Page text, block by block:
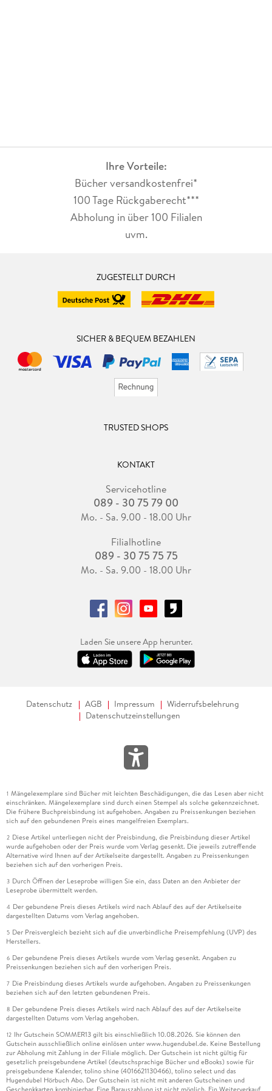
Ihre Vorteile:
Bücher versandkostenfrei*
100 Tage Rückgaberecht***
Abholung in über 100 Filialen
uvm.
ZUGESTELLT DURCH
SICHER & BEQUEM BEZAHLEN
TRUSTED SHOPS
KONTAKT
Servicehotline
089 - 30 75 79 00
Mo. - Sa. 9.00 - 18.00 Uhr
Filialhotline
089 - 30 75 75 75
Mo. - Sa. 9.00 - 18.00 Uhr
Laden Sie unsere App herunter.
Datenschutz AGB Impressum
Widerrufsbelehrung
Datenschutzeinstellungen
1 Mängelexemplare sind Bücher mit leichten Beschädigungen, die das Lesen aber nicht
einschränken. Mängelexemplare sind durch einen Stempel als solche gekennzeichnet.
Die frühere Buchpreisbindung ist aufgehoben. Angaben zu Preissenkungen beziehen
sich auf den gebundenen Preis eines mangelfreien Exemplars.
2 Diese Artikel unterliegen nicht der Preisbindung, die Preisbindung dieser Artikel
wurde aufgehoben oder der Preis wurde vom Verlag gesenkt. Die jeweils zutreffende
Alternative wird Ihnen auf der Artikelseite dargestellt. Angaben zu Preissenkungen
beziehen sich auf den vorherigen Preis.
3 Durch Öffnen der Leseprobe willigen Sie ein, dass Daten an den Anbieter der
Leseprobe übermittelt werden.
4 Der gebundene Preis dieses Artikels wird nach Ablauf des auf der Artikelseite
dargestellten Datums vom Verlag angehoben.
5 Der Preisvergleich bezieht sich auf die unverbindliche Preisempfehlung (UVP) des
Herstellers.
6 Der gebundene Preis dieses Artikels wurde vom Verlag gesenkt. Angaben zu
Preissenkungen beziehen sich auf den vorherigen Preis.
7 Die Preisbindung dieses Artikels wurde aufgehoben. Angaben zu Preissenkungen
beziehen sich auf den letzten gebundenen Preis.
8 Der gebundene Preis dieses Artikels wird nach Ablauf des auf der Artikelseite
dargestellten Datums vom Verlag angehoben.
12 Ihr Gutschein SOMMER13 gilt bis einschließlich 10.08.2026. Sie können den
Gutschein ausschließlich online einlösen unter www.hugendubel.de. Keine Bestellung
zur Abholung mit Zahlung in der Filiale möglich. Der Gutschein ist nicht gültig für
gesetzlich preisgebundene Artikel (deutschsprachige Bücher und eBooks) sowie für
preisgebundene Kalender, tolino shine (4016621130466), tolino select und das
Hugendubel Hörbuch Abo. Der Gutschein ist nicht mit anderen Gutscheinen und